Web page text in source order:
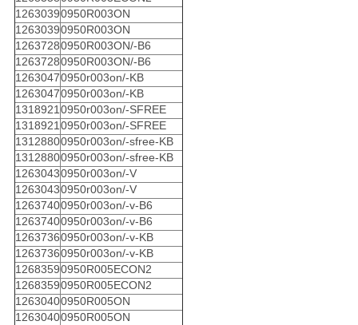
12630390950R003ON
12630390950R003ON
12637280950R003ON/-B6
12637280950R003ON/-B6
12630470950r003on/-KB
12630470950r003on/-KB
1318921 0950r003on/-SFREE
1318921 0950r003on/-SFREE
13128800950r003on/-sfree-KB
13128800950r003on/-sfree-KB
12630430950r003on/-V
12630430950r003on/-V
12637400950r003on/-v-B6
12637400950r003on/-v-B6
12637360950r003on/-v-KB
12637360950r003on/-v-KB
12683590950R005ECON2
12683590950R005ECON2
12630400950R005ON
12630400950R005ON